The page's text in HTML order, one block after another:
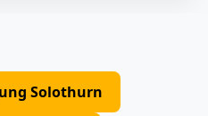
Solothurn